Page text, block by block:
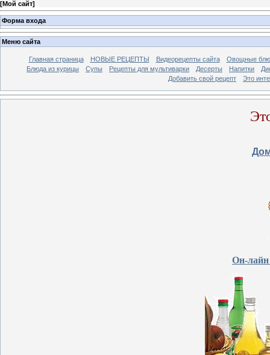
[Мой сайт]
Форма входа
Меню сайта
Главная страница НОВЫЕ РЕЦЕПТЫ Видеорецепты сайта
Овощные
Блюда из курицы
Супы Рецепты для мультиварки Десерты Напитки
Добавить свой рецепт
Это
Он-лайн